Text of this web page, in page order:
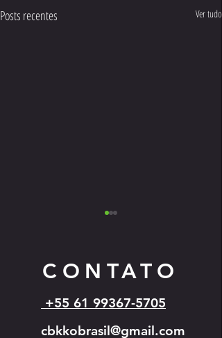
Posts recentes Ver tudo
CONTATO
+55 61 99367-5705
cbkkobrasil@gmail.com